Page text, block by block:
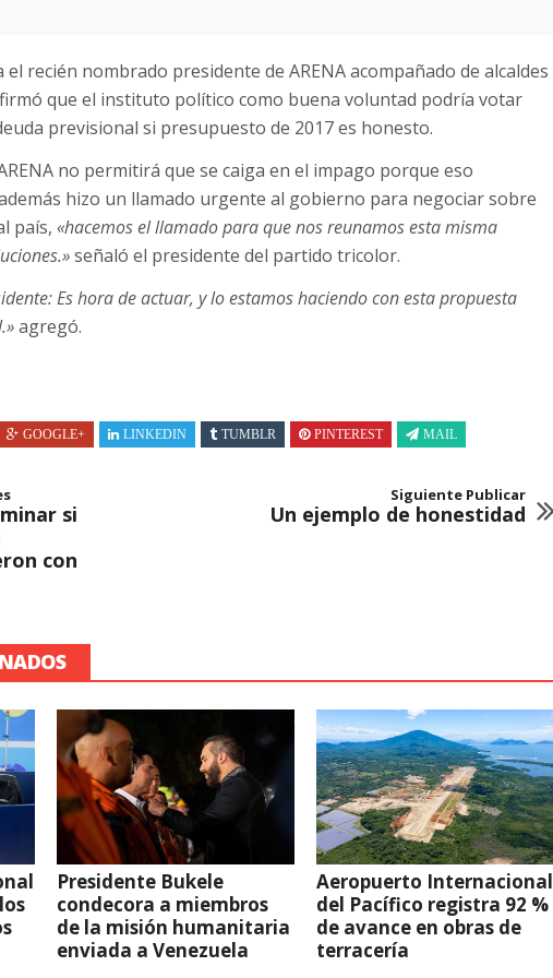
recién nombrado presidente de ARENA acompañado de alcaldes
que el instituto político como buena voluntad podría votar
previsional si presupuesto de 2017 es honesto.
no permitirá que se caiga en el impago porque eso
hizo un llamado urgente al gobierno para negociar sobre
país, «hacemos el llamado para que nos reunamos esta misma
señaló el presidente del partido tricolor.
Es hora de actuar, y lo estamos haciendo con esta propuesta
agregó.
GOOGLE+ LINKEDIN TUMBLR PINTEREST MAIL
si
con
Siguiente Publicar
Un ejemplo de honestidad
Presidente Bukele
condecora a miembros
de la misión humanitaria
enviada a Venezuela
Aeropuerto Internacional
del Pacífico registra 92 %
de avance en obras de
terracería